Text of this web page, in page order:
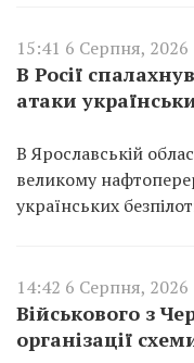
15:41 6 Серпня, 2026
В Росії
атаки
В Ярославській
великому
українських
14:42 6 Серпня, 2026
Військового з
організації